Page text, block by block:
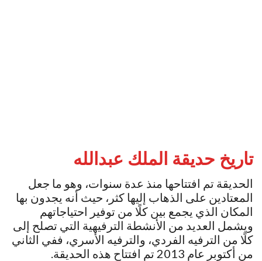
تاريخ حديقة الملك عبدالله
الحديقة تم افتتاحها منذ عدة سنوات، وهو ما جعل
المعتادين على الذهاب إليها كثر، حيث أنه يجدون بها
المكان الذي يجمع بين كلًا من توفير احتياجاتهم
ويشمل العديد من الأنشطة الترفيهية التي تصلح إلى
كلًا من الترفيه الفردي، والترفيه الأسري، ففي الثاني
من أكتوبر عام 2013 تم افتتاح هذه الحديقة.